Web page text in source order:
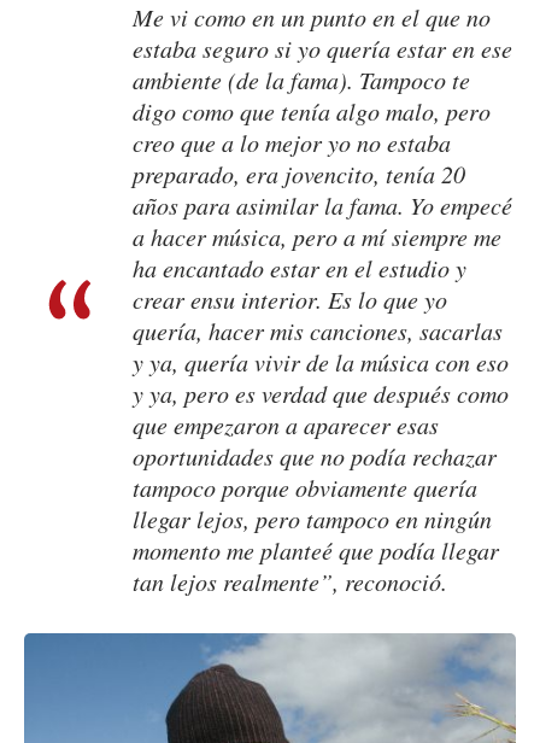
Me vi como en un punto en el que no
estaba seguro si yo quería estar en ese
ambiente (de la fama). Tampoco te
digo como que tenía algo malo, pero
creo que a lo mejor yo no estaba
preparado, era jovencito, tenía 20
años para asimilar la fama. Yo empecé
a hacer música, pero a mí siempre me
ha encantado estar en el estudio y
crear ensu interior. Es lo que yo
quería, hacer mis canciones, sacarlas
y ya, quería vivir de la música con eso
y ya, pero es verdad que después como
que empezaron a aparecer esas
oportunidades que no podía rechazar
tampoco porque obviamente quería
llegar lejos, pero tampoco en ningún
momento me planteé que podía llegar
tan lejos realmente”, reconoció.